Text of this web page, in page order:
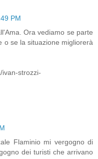
PM
Ora vediamo se parte
o se la situazione migliorerà
ivan-strozzi-
Flaminio mi vergogno di
dei turisti che arrivano